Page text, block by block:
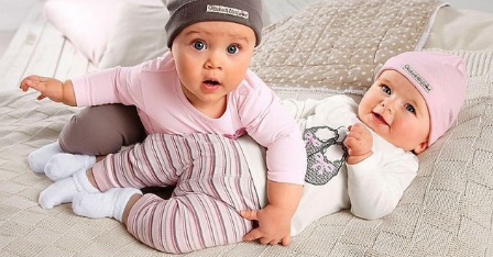
Увеличили выручку интернет-
магазину topdatop.ru на 25%!
Смотреть проект